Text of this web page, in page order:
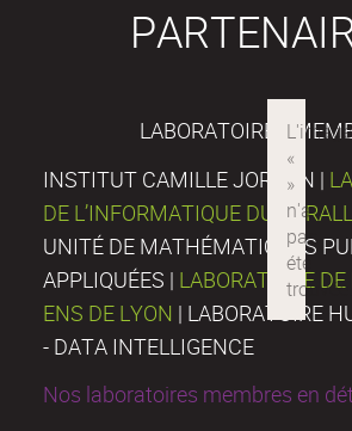
LABORATOIRES
INSTITUT CAMILLE JORDAN |
DE L’INFORMATIQUE DU
UNITÉ DE MATHÉMATIQUES
APPLIQUÉES | LABORATOIRE
ENS DE LYON | LABORATOIRE
- DATA INTELLIGENCE
Nos laboratoires membres en